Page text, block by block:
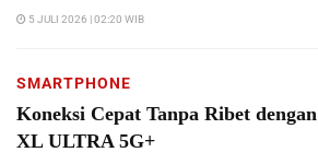
5 JULI 2026 | 02:20 WIB
SMARTPHONE
Koneksi Cepat Tanpa Ribet
XL ULTRA 5G+